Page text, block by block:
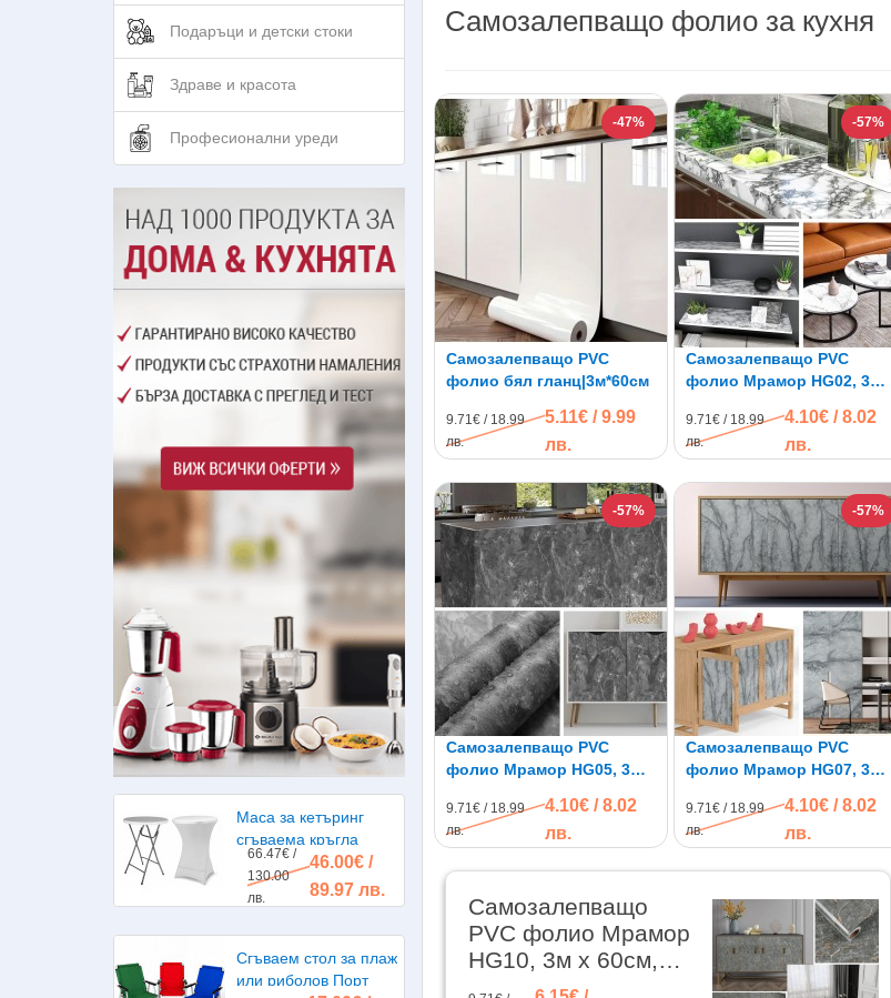
Подаръци и детски стоки
Здраве и красота
Професионални уреди
Маса за кетъринг
сгъваема кръгла
диаметър 80см.
66.47€ /
130.00
лв.
46.00€ /
89.97 лв.
Сгъваем стол за плаж
или риболов Порт
Самозалепващо фолио за кухня
-47%
Самозалепващо PVC
фолио бял гланц|3м*60см
9.71€ / 18.99
лв.
5.11€ / 9.99
лв.
-57%
Самозалепващо PVC
фолио Мрамор HG02, 3м x
9.71€ / 18.99
лв.
4.10€ / 8.02
лв.
-57%
Самозалепващо PVC
фолио Мрамор HG05, 3м x
9.71€ / 18.99
лв.
4.10€ / 8.02
лв.
-57%
Самозалепващо PVC
фолио Мрамор HG07, 3м x
9.71€ / 18.99
лв.
4.10€ / 8.02
лв.
Самозалепващо
PVC фолио Мрамор
HG10, 3м x 60см,
водоустойчиво